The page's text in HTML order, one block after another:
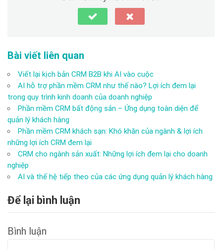
Bài viết liên quan
Viết lại kịch bản CRM B2B khi AI vào cuộc
AI hỗ trợ phần mềm CRM như thế nào? Lợi ích đem lại
trong quy trình kinh doanh của doanh nghiệp
Phần mềm CRM bất động sản – Ứng dụng toàn diện để
quản lý khách hàng
Phần mềm CRM khách sạn: Khó khăn của ngành & lợi ích
những lợi ích CRM đem lại
CRM cho ngành sản xuất: Những lợi ích đem lại cho doanh
nghiệp
AI và thế hệ tiếp theo của các ứng dụng quản lý khách hàng
Để lại bình luận
Bình luận